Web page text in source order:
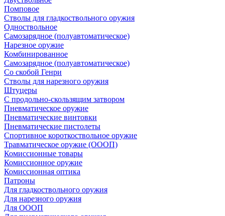
Помповое
Стволы для гладкоствольного оружия
Одноствольное
Самозарядное (полуавтоматическое)
Нарезное оружие
Комбинированное
Самозарядное (полуавтоматическое)
Со скобой Генри
Стволы для нарезного оружия
Штуцеры
С продольно-скользящим затвором
Пневматическое оружие
Пневматические винтовки
Пневматические пистолеты
Спортивное короткоствольное оружие
Травматическое оружие (ОООП)
Комиссионные товары
Комиссионное оружие
Комиссионная оптика
Патроны
Для гладкоствольного оружия
Для нарезного оружия
Для ОООП